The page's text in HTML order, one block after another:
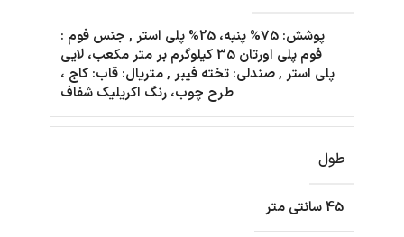
پوشش: 75% پنبه، 25% پلی استر , جنس فوم :
فوم پلی اورتان 35 کیلوگرم بر متر مکعب، لایی
پلی استر ,صندلی: تخته فیبر ,متریال: قاب: کاج ،
طرح چوب، رنگ اکریلیک شفاف
طول
45 سانتی متر